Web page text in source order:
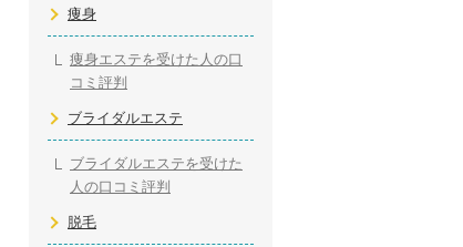
痩身
痩身エステを受けた人の口
コミ評判
ブライダルエステ
ブライダルエステを受けた
人の口コミ評判
脱毛